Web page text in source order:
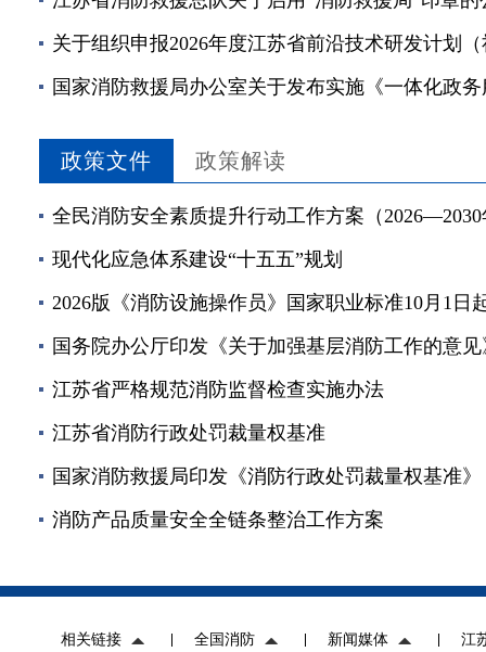
政策文件 政策解读
全民消防安全素质提升行动工作方案（2026—2030
现代化应急体系建设“十五五”规划
2026版《消防设施操作员》国家职业标准10月1日
国务院办公厅印发《关于加强基层消防工作的意见
江苏省严格规范消防监督检查实施办法
江苏省消防行政处罚裁量权基准
国家消防救援局印发《消防行政处罚裁量权基准》
消防产品质量安全全链条整治工作方案
相关链接 全国消防 新闻媒体 江